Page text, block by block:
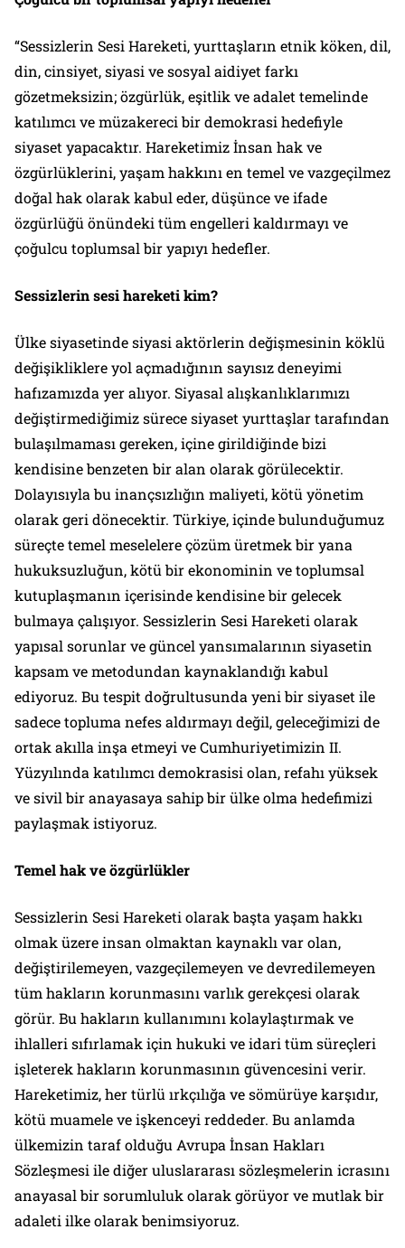
“Sessizlerin Sesi Hareketi, yurttaşların etnik köken, dil,
din, cinsiyet, siyasi ve sosyal aidiyet farkı
gözetmeksizin; özgürlük, eşitlik ve adalet temelinde
katılımcı ve müzakereci bir demokrasi hedefiyle
siyaset yapacaktır. Hareketimiz İnsan hak ve
özgürlüklerini, yaşam hakkını en temel ve vazgeçilmez
doğal hak olarak kabul eder, düşünce ve ifade
özgürlüğü önündeki tüm engelleri kaldırmayı ve
çoğulcu toplumsal bir yapıyı hedefler.
Sessizlerin sesi hareketi kim?
Ülke siyasetinde siyasi aktörlerin değişmesinin köklü
değişikliklere yol açmadığının sayısız deneyimi
hafızamızda yer alıyor. Siyasal alışkanlıklarımızı
değiştirmediğimiz sürece siyaset yurttaşlar tarafından
bulaşılmaması gereken, içine girildiğinde bizi
kendisine benzeten bir alan olarak görülecektir.
Dolayısıyla bu inançsızlığın maliyeti, kötü yönetim
olarak geri dönecektir. Türkiye, içinde bulunduğumuz
süreçte temel meselelere çözüm üretmek bir yana
hukuksuzluğun, kötü bir ekonominin ve toplumsal
kutuplaşmanın içerisinde kendisine bir gelecek
bulmaya çalışıyor. Sessizlerin Sesi Hareketi olarak
yapısal sorunlar ve güncel yansımalarının siyasetin
kapsam ve metodundan kaynaklandığı kabul
ediyoruz. Bu tespit doğrultusunda yeni bir siyaset ile
sadece topluma nefes aldırmayı değil, geleceğimizi de
ortak akılla inşa etmeyi ve Cumhuriyetimizin II.
Yüzyılında katılımcı demokrasisi olan, refahı yüksek
ve sivil bir anayasaya sahip bir ülke olma hedefimizi
paylaşmak istiyoruz.
Temel hak ve özgürlükler
Sessizlerin Sesi Hareketi olarak başta yaşam hakkı
olmak üzere insan olmaktan kaynaklı var olan,
değiştirilemeyen, vazgeçilemeyen ve devredilemeyen
tüm hakların korunmasını varlık gerekçesi olarak
görür. Bu hakların kullanımını kolaylaştırmak ve
ihlalleri sıfırlamak için hukuki ve idari tüm süreçleri
işleterek hakların korunmasının güvencesini verir.
Hareketimiz, her türlü ırkçılığa ve sömürüye karşıdır,
kötü muamele ve işkenceyi reddeder. Bu anlamda
ülkemizin taraf olduğu Avrupa İnsan Hakları
Sözleşmesi ile diğer uluslararası sözleşmelerin icrasını
anayasal bir sorumluluk olarak görüyor ve mutlak bir
adaleti ilke olarak benimsiyoruz.